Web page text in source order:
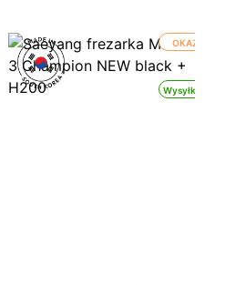
Wysyłka 24h
OKAZJA